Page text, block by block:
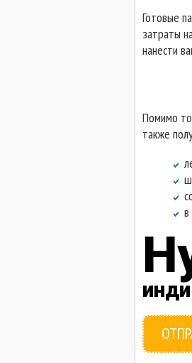
Готовые
затраты
нанести
Помимо
также
в